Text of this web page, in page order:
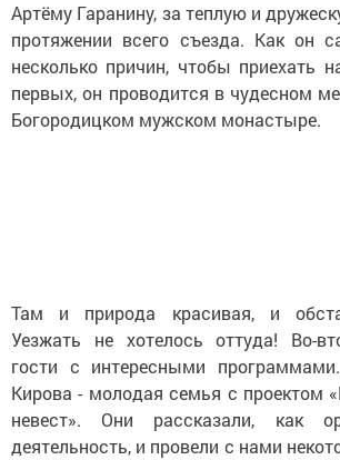
Артёму Гаранину, за теплую и
протяжении всего съезда. Как он
несколько причин, чтобы приехать
первых, он проводится в чудесном
Богородицком мужском монастыре.
Там и природа красивая, и
Уезжать не хотелось оттуда! Во-
гости с интересными
Кирова - молодая семья с проектом
невест». Они рассказали, как
деятельность, и провели с нами